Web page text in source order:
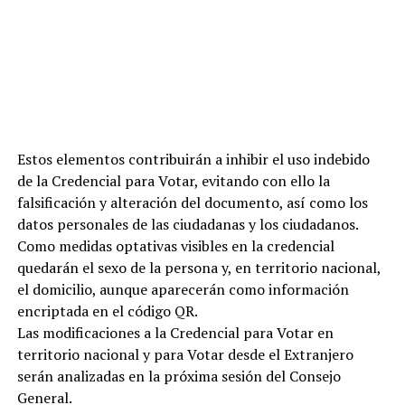
Estos elementos contribuirán a inhibir el uso indebido
de la Credencial para Votar, evitando con ello la
falsificación y alteración del documento, así como los
datos personales de las ciudadanas y los ciudadanos.
Como medidas optativas visibles en la credencial
quedarán el sexo de la persona y, en territorio nacional,
el domicilio, aunque aparecerán como información
encriptada en el código QR.
Las modificaciones a la Credencial para Votar en
territorio nacional y para Votar desde el Extranjero
serán analizadas en la próxima sesión del Consejo
General.